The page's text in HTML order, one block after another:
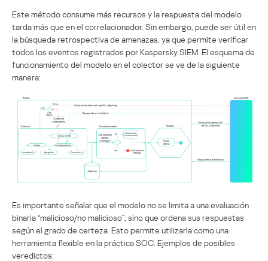
Este método consume más recursos y la respuesta del modelo
tarda más que en el correlacionador. Sin embargo, puede ser útil en
la búsqueda retrospectiva de amenazas, ya que permite verificar
todos los eventos registrados por Kaspersky SIEM. El esquema de
funcionamiento del modelo en el colector se ve de la siguiente
manera:
Es importante señalar que el modelo no se limita a una evaluación
binaria “malicioso/no malicioso”, sino que ordena sus respuestas
según el grado de certeza. Esto permite utilizarla como una
herramienta flexible en la práctica SOC. Ejemplos de posibles
veredictos: